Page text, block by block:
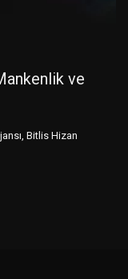
ve
Bitlis Hizan